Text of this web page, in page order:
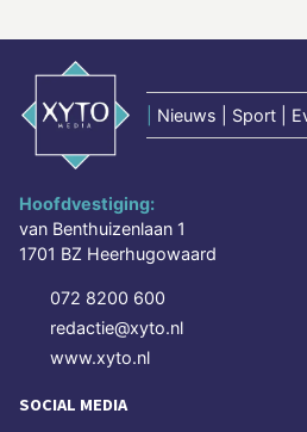
Nieuws | Sport |
Hoofdvestiging:
van Benthuizenlaan 1
1701 BZ Heerhugowaard
072 8200 600
redactie@xyto.nl
www.xyto.nl
SOCIAL MEDIA